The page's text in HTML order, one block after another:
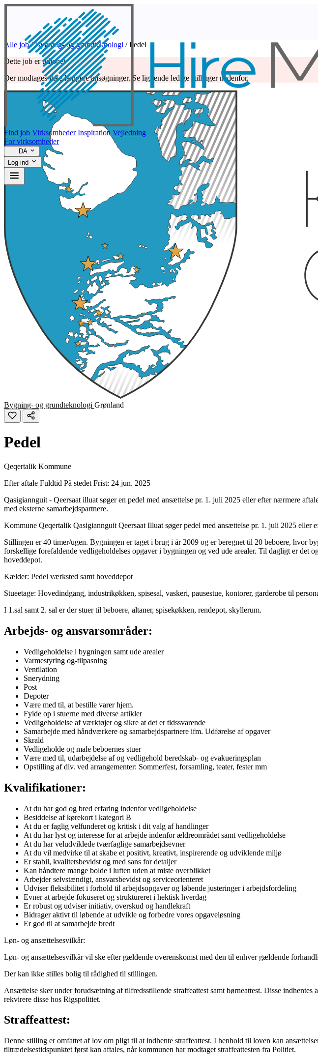
Find job Virksomheder Inspiration Vejledning
For virksomheder
DA
Log ind
Alle job / Bygning- og grundteknologi / Pedel
Dette job er udløbet
Der modtages ikke længere ansøgninger. Se lignende ledige stillinger nedenfor.
Bygning- og grundteknologi Grønland
Pedel
Qeqertalik Kommune
Efter aftale Fuldtid På stedet Frist: 24 jun. 2025
Qasigiannguit - Qeersaat illuat søger en pedel med ansættelse pr. 1. juli 2025 eller efter nærmere
med eksterne samarbejdspartnere.
Kommune Qeqertalik Qasigiannguit Qeersaat Illuat søger pedel med ansættelse pr. 1. juli 2025 eller
Stillingen er 40 timer/ugen. Bygningen er taget i brug i år 2009 og er beregnet til 20 beboere, hvor
forskellige forefaldende vedligeholdelses opgaver i bygningen og ved ude arealer. Til dagligt er det
hoveddepot.
Kælder: Pedel værksted samt hoveddepot
Stueetage: Hovedindgang, industrikøkken, spisesal, vaskeri, pausestue, kontorer, garderobe til
I 1.sal samt 2. sal er der stuer til beboere, altaner, spisekøkken, rendepot, skyllerum.
Arbejds- og ansvarsområder:
Vedligeholdelse i bygningen samt ude arealer
Varmestyring og-tilpasning
Ventilation
Snerydning
Post
Depoter
Være med til, at bestille varer hjem.
Fylde op i stuerne med diverse artikler
Vedligeholdelse af værktøjer og sikre at det er tidssvarende
Samarbejde med håndværkere og samarbejdspartnere ifm. Udførelse af opgaver
Skrald
Vedligeholde og male beboernes stuer
Være med til, udarbejdelse af og vedligehold beredskab- og evakueringsplan
Opstilling af div. ved arrangementer: Sommerfest, forsamling, teater, fester mm
Kvalifikationer:
At du har god og bred erfaring indenfor vedligeholdelse
Besiddelse af kørekort i kategori B
At du er faglig velfunderet og kritisk i dit valg af handlinger
At du har lyst og interesse for at arbejde indenfor ældreområdet samt vedligeholdelse
At du har veludviklede tværfaglige samarbejdsevner
At du vil medvirke til at skabe et positivt, kreativt, inspirerende og udviklende miljø
Er stabil, kvalitetsbevidst og med sans for detaljer
Kan håndtere mange bolde i luften uden at miste overblikket
Arbejder selvstændigt, ansvarsbevidst og serviceorienteret
Udviser fleksibilitet i forhold til arbejdsopgaver og løbende justeringer i arbejdsfordeling
Evner at arbejde fokuseret og struktureret i hektisk hverdag
Er robust og udviser initiativ, overskud og handlekraft
Bidrager aktivt til løbende at udvikle og forbedre vores opgaveløsning
Er god til at samarbejde bredt
Løn- og ansættelsesvilkår:
Løn- og ansættelsesvilkår vil ske efter gældende overenskomst med den til enhver gældende
Der kan ikke stilles bolig til rådighed til stillingen.
Ansættelse sker under forudsætning af tilfredsstillende straffeattest samt børneattest. Disse
rekvirere disse hos Rigspolitiet.
Straffeattest:
Denne stilling er omfattet af lov om pligt til at indhente straffeattest. I henhold til loven kan
tiltrædelsestidspunktet først kan aftales, når kommunen har modtaget straffeattesten fra Politiet.